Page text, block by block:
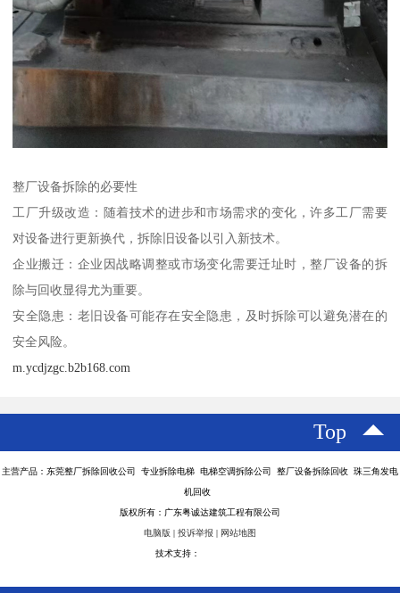
整厂设备拆除的必要性
工厂升级改造：随着技术的进步和市场需求的变化，许多工厂需要
对设备进行更新换代，拆除旧设备以引入新技术。
企业搬迁：企业因战略调整或市场变化需要迁址时，整厂设备的拆
除与回收显得尤为重要。
安全隐患：老旧设备可能存在安全隐患，及时拆除可以避免潜在的
安全风险。
m.ycdjzgc.b2b168.com
Top
主营产品：东莞整厂拆除回收公司 专业拆除电梯 电梯空调拆除公司 整厂设备拆除回收 珠三角发电
机回收
版权所有：广东粤诚达建筑工程有限公司
电脑版 | 投诉举报 | 网站地图
技术支持：